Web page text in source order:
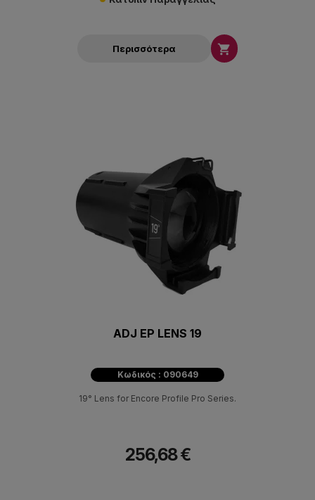
Περισσότερα 
ADJ EP LENS 19
Κωδικός : 090649
19° Lens for Encore Profile Pro Series.
256,68 €